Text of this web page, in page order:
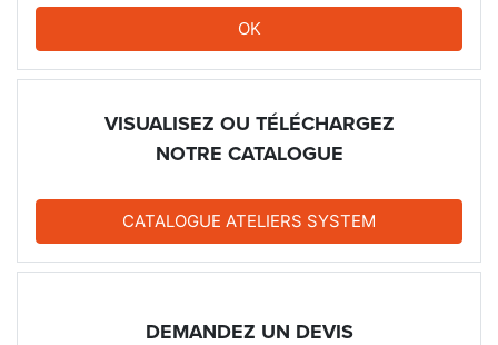
OK
VISUALISEZ OU TÉLÉCHARGEZ
NOTRE CATALOGUE
CATALOGUE ATELIERS SYSTEM
DEMANDEZ UN DEVIS